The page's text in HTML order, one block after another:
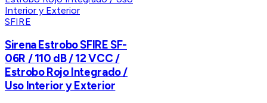
SFIRE
Sirena Estrobo SFIRE SF-
06R / 110 dB / 12 VCC /
Estrobo Rojo Integrado /
Uso Interior y Exterior